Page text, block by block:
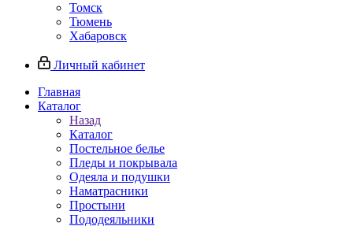
Томск
Тюмень
Хабаровск
Личный кабинет
Главная
Каталог
Назад
Каталог
Постельное белье
Пледы и покрывала
Одеяла и подушки
Наматрасники
Простыни
Пододеяльники